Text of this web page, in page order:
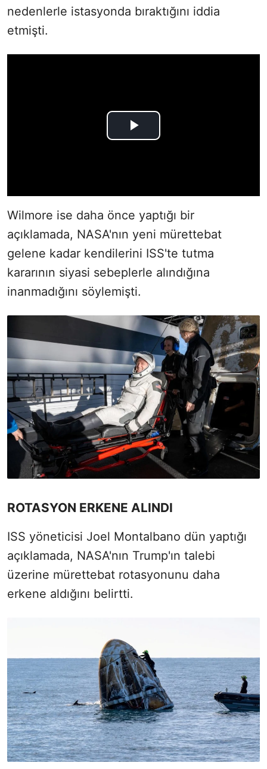
nedenlerle istasyonda bıraktığını iddia
etmişti.
Wilmore ise daha önce yaptığı bir
açıklamada, NASA'nın yeni mürettebat
gelene kadar kendilerini ISS'te tutma
kararının siyasi sebeplerle alındığına
inanmadığını söylemişti.
ROTASYON ERKENE ALINDI
ISS yöneticisi Joel Montalbano dün yaptığı
açıklamada, NASA'nın Trump'ın talebi
üzerine mürettebat rotasyonunu daha
erkene aldığını belirtti.